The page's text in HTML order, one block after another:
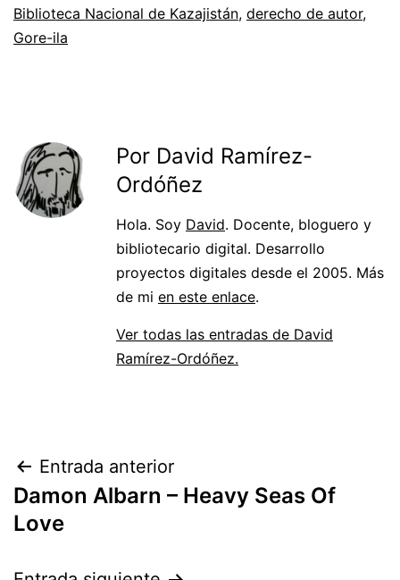
Biblioteca Nacional de Kazajistán, derecho de autor,
Gore-ila
Por David Ramírez-
Ordóñez
Hola. Soy David. Docente, bloguero y
bibliotecario digital. Desarrollo
proyectos digitales desde el 2005. Más
de mi en este enlace.
Ver todas las entradas de David
Ramírez-Ordóñez.
Navegación
de
Entrada anterior
Damon Albarn – Heavy Seas Of
Love